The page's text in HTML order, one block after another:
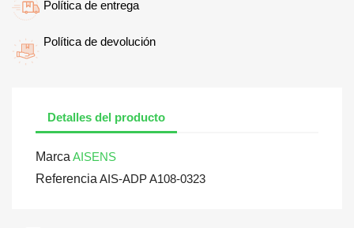
Política de entrega
Política de devolución
Detalles del producto
Marca AISENS
Referencia AIS-ADP A108-0323